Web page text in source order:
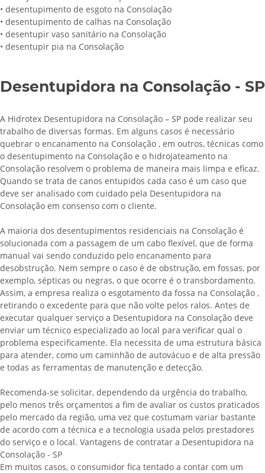
• desentupimento de esgoto na Consolação
• desentupimento de calhas na Consolação
• desentupir vaso sanitário na Consolação
• desentupir pia na Consolação
Desentupidora na Consolação - SP
A Hidrotex Desentupidora na Consolação – SP pode realizar seu
trabalho de diversas formas. Em alguns casos é necessário
quebrar o encanamento na Consolação , em outros, técnicas como
o desentupimento na Consolação e o hidrojateamento na
Consolação resolvem o problema de maneira mais limpa e eficaz.
Quando se trata de canos entupidos cada caso é um caso que
deve ser analisado com cuidado pela Desentupidora na
Consolação em consenso com o cliente.
A maioria dos desentupimentos residenciais na Consolação é
solucionada com a passagem de um cabo flexível, que de forma
manual vai sendo conduzido pelo encanamento para
desobstrução. Nem sempre o caso é de obstrução, em fossas, por
exemplo, sépticas ou negras, o que ocorre é o transbordamento.
Assim, a empresa realiza o esgotamento da fossa na Consolação ,
retirando o excedente para que não volte pelos ralos. Antes de
executar qualquer serviço a Desentupidora na Consolação deve
enviar um técnico especializado ao local para verificar qual o
problema especificamente. Ela necessita de uma estrutura básica
para atender, como um caminhão de autovácuo e de alta pressão
e todas as ferramentas de manutenção e detecção.
Recomenda-se solicitar, dependendo da urgência do trabalho,
pelo menos três orçamentos a fim de avaliar os custos praticados
pelo mercado da região, uma vez que costumam variar bastante
de acordo com a técnica e a tecnologia usada pelos prestadores
do serviço e o local. Vantagens de contratar a Desentupidora na
Consolação - SP
Em muitos casos, o consumidor fica tentado a contar com um